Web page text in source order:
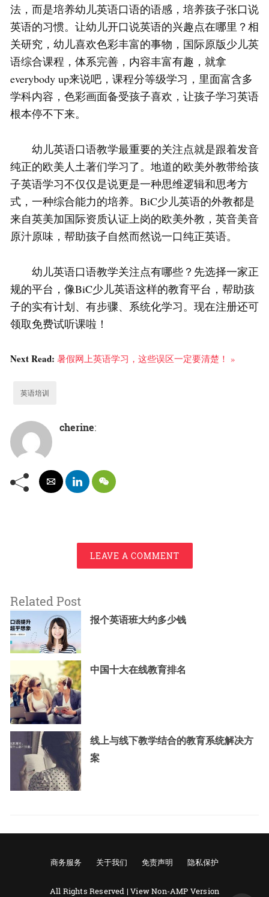
法，而是培养幼儿英语口语的语感，培养孩子张口说
英语的习惯。让幼儿开口说英语的兴趣点在哪里？相
关研究，幼儿喜欢色彩丰富的事物，国际原版少儿英
语综合课程，体系完善，内容丰富有趣，就拿
everybody up来说吧，课程分等级学习，里面富含多
学科内容，色彩画面备受孩子喜欢，让孩子学习英语
根本停不下来。
幼儿英语口语教学最重要的关注点就是跟着发音
纯正的欧美人土著们学习了。地道的欧美外教带给孩
子英语学习不仅仅是说更是一种思维逻辑和思考方
式，一种综合能力的培养。BiC少儿英语的外教都是
来自英美加国际资质认证上岗的欧美外教，英音美音
原汁原味，帮助孩子自然而然说一口纯正英语。
幼儿英语口语教学关注点有哪些？先选择一家正
规的平台，像BiC少儿英语这样的教育平台，帮助孩
子的实有计划、有步骤、系统化学习。现在注册还可
领取免费试听课啦！
Next Read: 暑假网上英语学习，这些误区一定要清楚！ »
英语培训
cherine:
LEAVE A COMMENT
Related Post
报个英语班大约多少钱
中国十大在线教育排名
线上与线下教学结合的教育系统解决方
案
商务服务 关于我们 免责声明 隐私保护
All Rights Reserved |View Non-AMP Version